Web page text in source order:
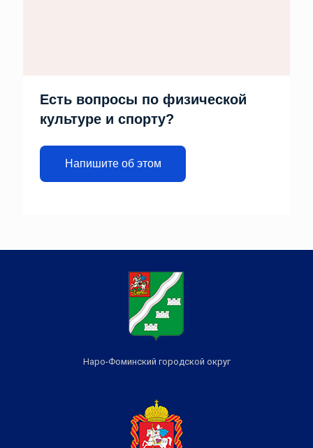
Есть вопросы по физической
культуре и спорту?
Напишите об этом
Наро-Фоминский городской округ